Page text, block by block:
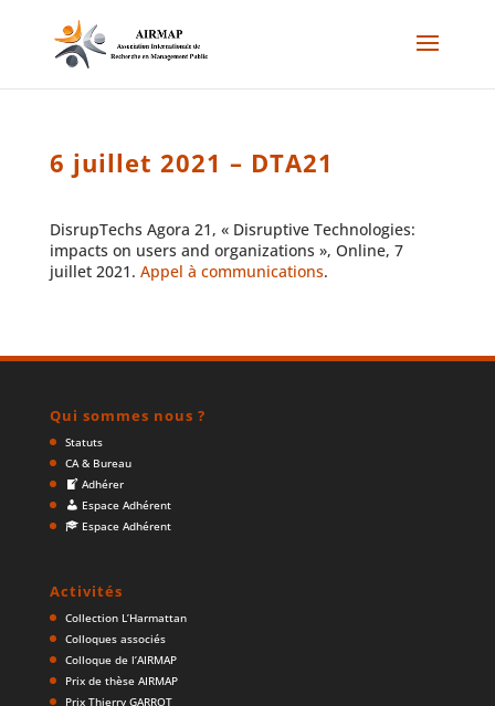
6 juillet 2021 – DTA21
DisrupTechs Agora 21, « Disruptive Technologies:
impacts on users and organizations », Online, 7
juillet 2021. Appel à communications.
Qui sommes nous ?
Statuts
CA & Bureau
Adhérer
Espace Adhérent
Espace Adhérent
Activités
Collection L’Harmattan
Colloques associés
Colloque de l’AIRMAP
Prix de thèse AIRMAP
Prix Thierry GARROT